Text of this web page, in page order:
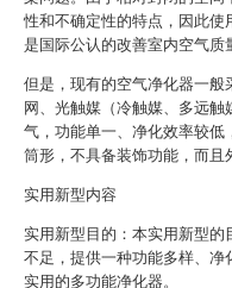
性和不确定性的特点，因此使
是国际公认的改善室内空气质
但是，现有的空气净化器一般
网、光触媒（冷触媒、多远
气，功能单一、净化效率较低
筒形，不具备装饰功能，而且
实用新型内容
实用新型目的：本实用新型的
不足，提供一种功能多样、净
实用的多功能净化器。